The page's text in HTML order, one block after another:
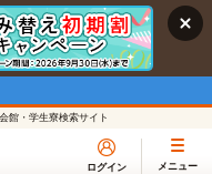
館・学生寮検索サイト
ログイン メニュー